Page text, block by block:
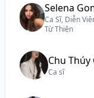
Selena
Ca Sĩ, Diễn
Từ Thiện
Chu Thúy
Ca sĩ